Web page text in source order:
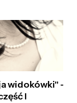
widokówki" -
I